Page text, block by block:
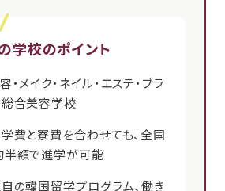
学校のポイント
・メイク・ネイル・エステ・ブラ
合美容学校
費と寮費を合わせても、全国
半額で進学が可能
の韓国留学プログラム、働き